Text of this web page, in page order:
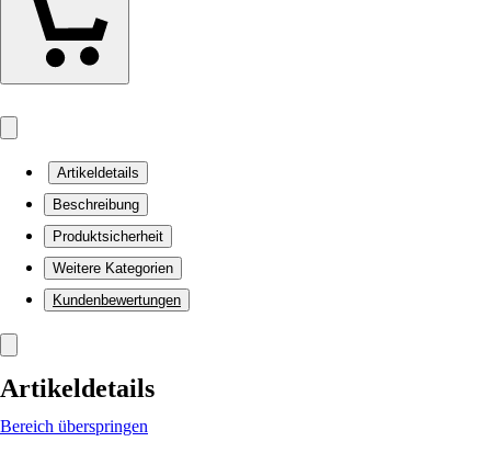
Artikeldetails
Beschreibung
Produktsicherheit
Weitere Kategorien
Kundenbewertungen
Artikeldetails
Bereich überspringen